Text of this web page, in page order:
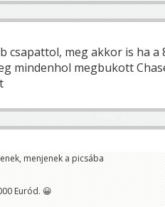
csapattol, meg akkor is ha a
mindenhol megbukott
menjenek a picsába
Euród. 😀